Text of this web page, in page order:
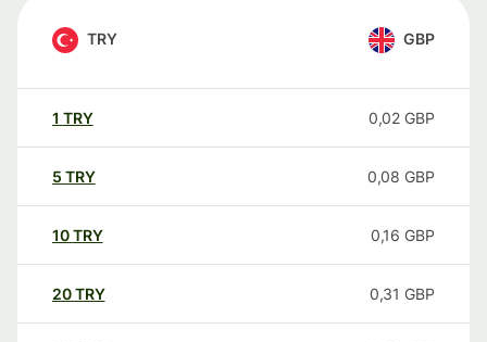
TRY GBP
1 TRY 0,02 GBP
5 TRY 0,08 GBP
10TRY 0,16 GBP
20TRY 0,31 GBP